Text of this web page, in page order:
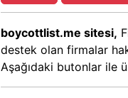
boycottlist.me sitesi,
destek olan firmalar
Aşağıdaki butonlar ile